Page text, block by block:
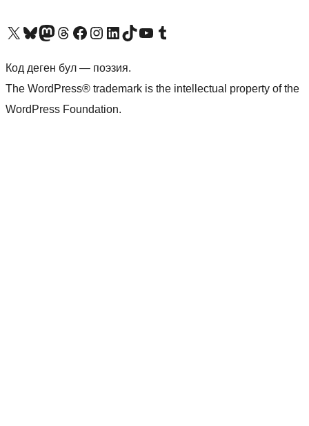
Visit our X (formerly Twitter) account
Visit our Bluesky account
Биздин Mastodon түрмөгүбүзгө баш багыңыз
Visit our Threads account
Биздин Facebook баракчабызга кириңиз
Биздин Instagram баракчабызга баш багыңыз
Биздин LinkedIn баракчабызга баш багыңыз
Visit our TikTok account
Visit our YouTube channel
Visit our Tumblr account
Код деген бул — поэзия.
The WordPress® trademark is the intellectual property of the
WordPress Foundation.